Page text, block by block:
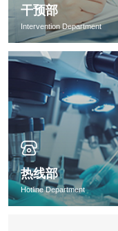
干预部
Intervention Department
热线部
Hotline Department